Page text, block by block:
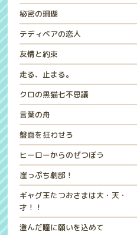
秘密の珊瑚
テディベアの恋人
友情と約束
走る、止まる。
クロの黒猫七不思議
言葉の舟
盤面を狂わせろ
ヒーローからのぜつぼう
崖っぷち劇部！
ギャグ王たつおさまは大・天・
才！！
澄んだ瞳に願いを込めて